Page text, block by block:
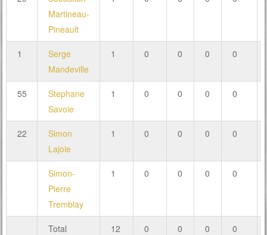
Martineau-
Pineault
1
Serge
Mandeville
1 0 0 0 0
55
Stephane
Savoie
1 0 0 0 0
22
Simon
Lajoie
1 0 0 0 0
Simon-
Pierre
Tremblay
1 0 0 0 0
Total 12 0 0 0 0